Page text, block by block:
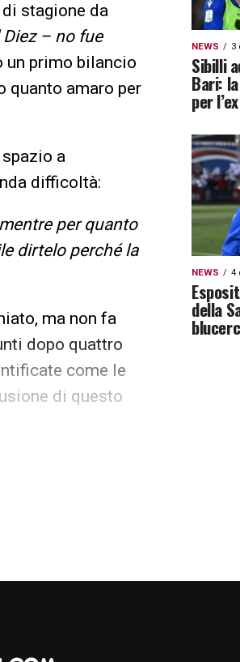
stagione da
Diez – no fue
un primo bilancio
quanto amaro per
a
difficoltà:
per quanto
dirtelo perché la
ma non fa
dopo quattro
come le
di questo
quella
NEWS 3
Sibilli
Bari:
per
NEWS 4
della